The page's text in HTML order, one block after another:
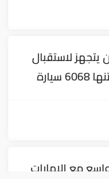
يتجهز لاستقبال
سفينة على متنها 6068 سيارة
مع الإمارات